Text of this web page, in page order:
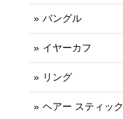
バングル
イヤーカフ
リング
ヘアー スティック